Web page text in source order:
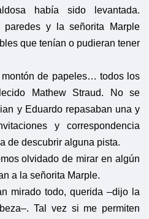
había sido levantada.
paredes y la señorita Marple
que tenían o pudieran tener
de papeles… todos los
Mathew Straud. No se
y Eduardo repasaban una y
y correspondencia
de descubrir alguna pista.
olvidado de mirar en algún
a la señorita Marple.
mirado todo, querida –dijo la
Tal vez si me permiten